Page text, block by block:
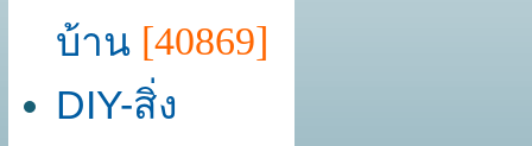
บ้าน [40869]
DIY-สิ่ง